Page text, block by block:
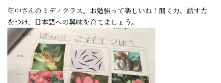
年中さんのミディクラス。お勉強って楽しいね！聞く力、話す力
をつけ、日本語への興味を育てましょう。